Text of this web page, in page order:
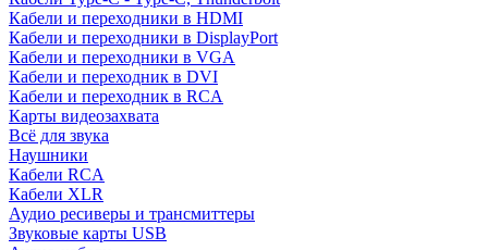
Кабели и переходники в HDMI
Кабели и переходники в DisplayPort
Кабели и переходники в VGA
Кабели и переходник в DVI
Кабели и переходник в RCA
Карты видеозахвата
Всё для звука
Наушники
Кабели RCA
Кабели XLR
Аудио ресиверы и трансмиттеры
Звуковые карты USB